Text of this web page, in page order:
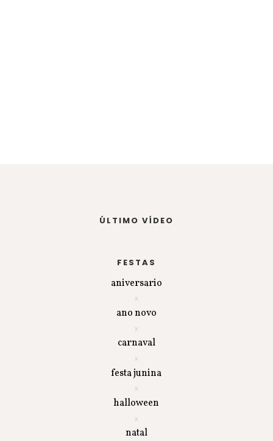
ÚLTIMO VÍDEO
FESTAS
aniversario
ano novo
carnaval
festa junina
halloween
natal